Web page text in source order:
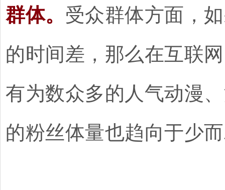
群体。 受众群体方面，
的时间差，那么在互联
有为数众多的人气动漫
的粉丝体量也趋向于少